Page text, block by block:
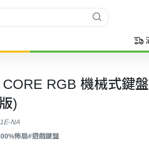
RGB 機械式鍵
)
NA
佈局#遊戲鍵盤